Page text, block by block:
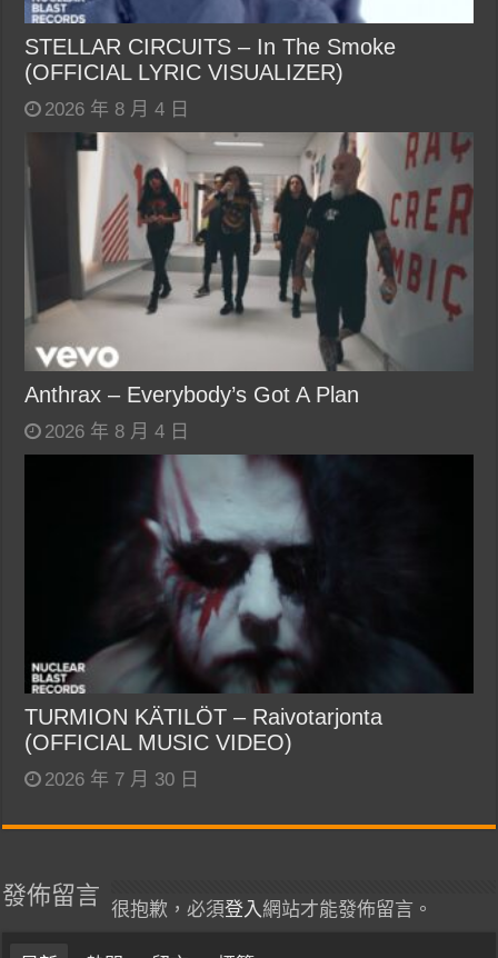
STELLAR CIRCUITS – In The Smoke
(OFFICIAL LYRIC VISUALIZER)
2026 年 8 月 4 日
Anthrax – Everybody’s Got A Plan
2026 年 8 月 4 日
TURMION KÄTILÖT – Raivotarjonta
(OFFICIAL MUSIC VIDEO)
2026 年 7 月 30 日
發佈留言
很抱歉，必須登入網站才能發佈留言。